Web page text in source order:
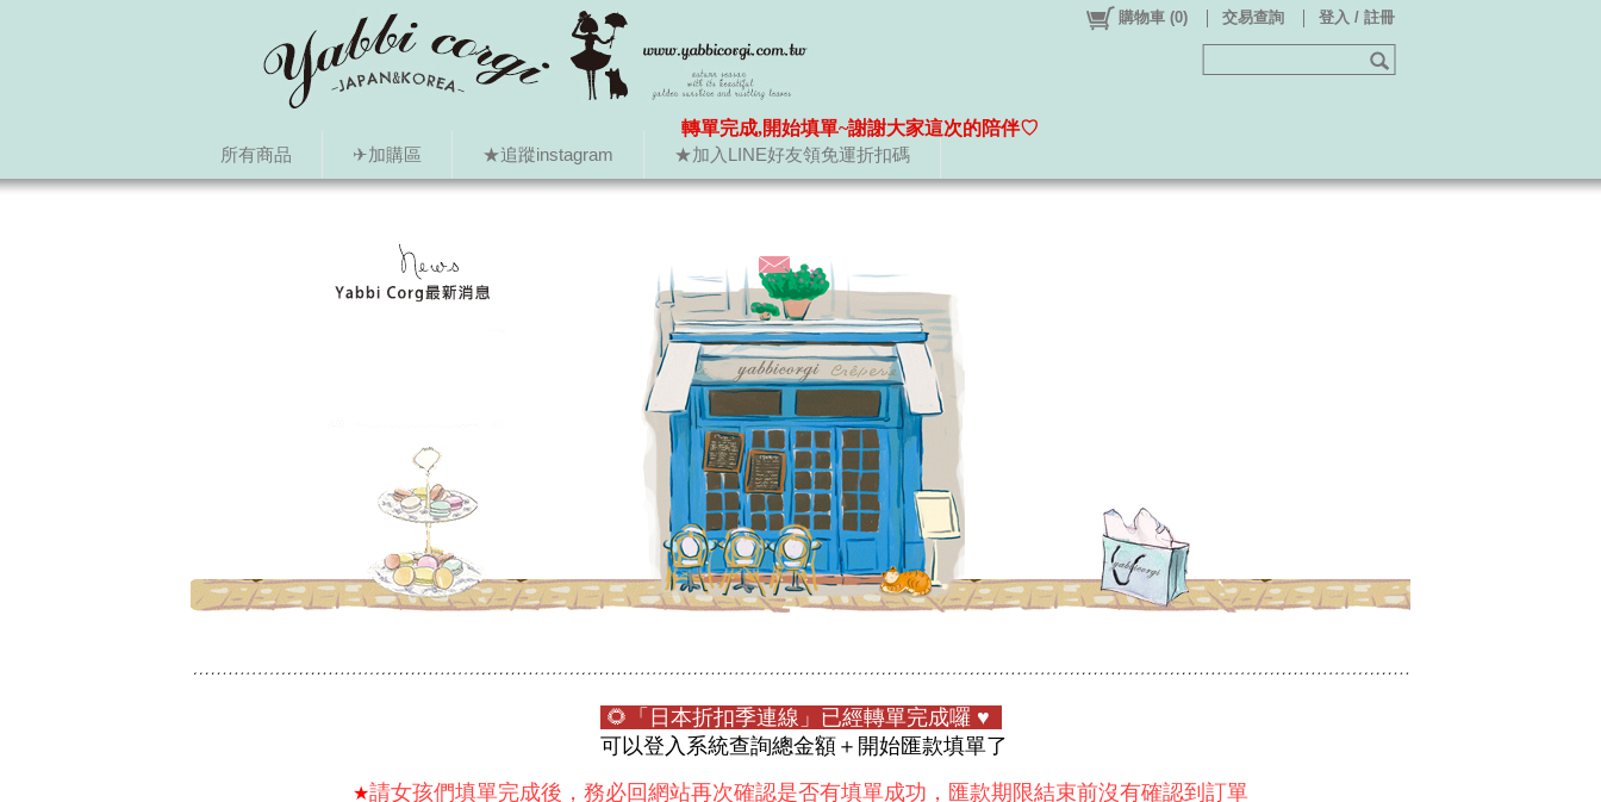
所有商品 ✈加購區 ★追蹤instagram ★加入LINE好友領免運折扣碼
購物車 (0) 交易查詢 登入 / 註冊
轉單完成,開始填單~謝謝大家這次的陪伴♡